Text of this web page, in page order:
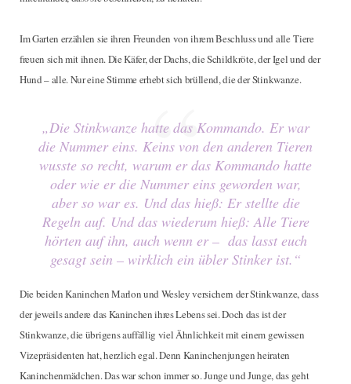
Im Garten erzählen sie ihren Freunden von ihrem Beschluss und alle Tiere
freuen sich mit ihnen. Die Käfer, der Dachs, die Schildkröte, der Igel und der
Hund – alle. Nur eine Stimme erhebt sich brüllend, die der Stinkwanze.
„Die Stinkwanze hatte das Kommando. Er war
die Nummer eins. Keins von den anderen Tieren
wusste so recht, warum er das Kommando hatte
oder wie er die Nummer eins geworden war,
aber so war es. Und das hieß: Er stellte die
Regeln auf. Und das wiederum hieß: Alle Tiere
hörten auf ihn, auch wenn er – das lasst euch
gesagt sein – wirklich ein übler Stinker ist.“
Die beiden Kaninchen Marlon und Wesley versichern der Stinkwanze, dass
der jeweils andere das Kaninchen ihres Lebens sei. Doch das ist der
Stinkwanze, die übrigens auffällig viel Ähnlichkeit mit einem gewissen
Vizepräsidenten hat, herzlich egal. Denn Kaninchenjungen heiraten
Kaninchenmädchen. Das war schon immer so. Junge und Junge, das geht